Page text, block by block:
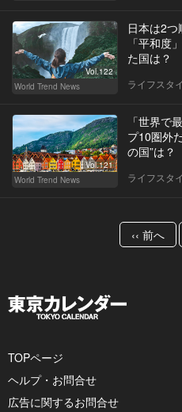
Vol.122
World Trend News
日本は2
「平和度
た国は？
ライフスタ
Vol.121
World Trend News
「世界で
プ10圏外
の国”は？
ライフスタ
‹‹ 前へ
TOPページ
ヘルプ・お問合せ
広告に関するお問合せ